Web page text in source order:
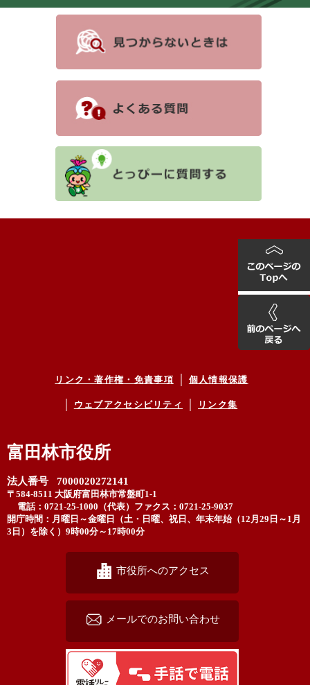
リンク・著作権・免責事項 個人情報保護
ウェブアクセシビリティ リンク集
富田林市役所
法人番号 7000020272141
〒584-8511 大阪府富田林市常盤町1-1
電話：0721-25-1000（代表） ファクス：0721-25-9037
開庁時間：月曜日～金曜日（土・日曜、祝日、年末年始（12月29日～1月
3日）を除く）9時00分～17時00分
市役所へのアクセス
メールでのお問い合わせ